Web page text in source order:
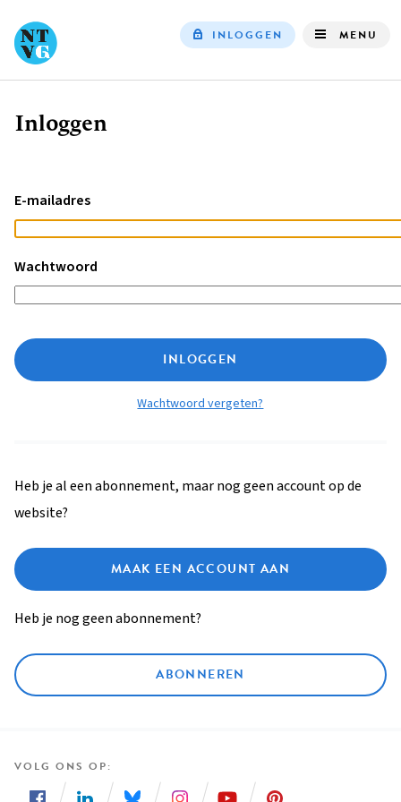
INLOGGEN MENU
Kruimelpad
Inloggen
E-mailadres
Wachtwoord
INLOGGEN
Wachtwoord vergeten?
Heb je al een abonnement, maar nog geen account op de
website?
MAAK EEN ACCOUNT AAN
Heb je nog geen abonnement?
ABONNEREN
VOLG ONS OP